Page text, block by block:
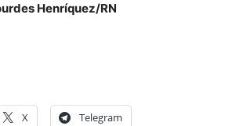
Henríquez/RN
X Telegram